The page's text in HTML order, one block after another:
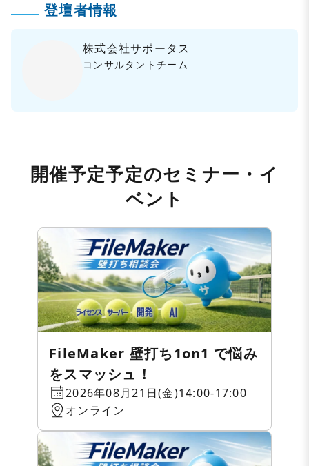
登壇者情報
株式会社サポータス
コンサルタントチーム
開催予定予定のセミナー・イ
ベント
FileMaker 壁打ち1on1 で悩み
をスマッシュ！
2026年08月21日(金)14:00-17:00
オンライン